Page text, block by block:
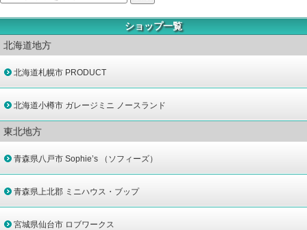
ショップ一覧
北海道地方
北海道札幌市 PRODUCT
北海道小樽市 ガレージミニ ノースランド
東北地方
青森県八戸市 Sophie’s （ソフィーズ）
青森県上北郡 ミニハウス・ブップ
宮城県仙台市 ロブワークス